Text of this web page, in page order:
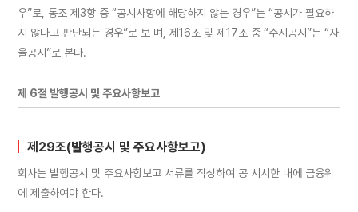
우”로, 동조 제3항 중 “공시사항에 해당하지 않는 경우”는 “공시가 필요하
지 않다고 판단되는 경우”로 보 며, 제16조 및 제17조 중 “수시공시”는 “자
율공시”로 본다.
제 6절 발행공시 및 주요사항보고
제29조(발행공시 및 주요사항보고)
회사는 발행공시 및 주요사항보고 서류를 작성하여 공 시시한 내에 금융위
에 제출하여야 한다.